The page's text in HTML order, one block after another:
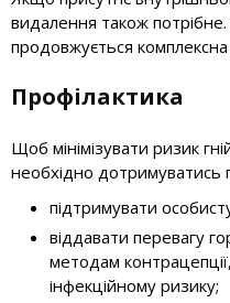
видалення також потрібне.
продовжується
Профілактика
Щоб мінімізувати ризик
необхідно дотримуватись
підтримувати особисту
віддавати перевагу
методам
інфекційному ризику;